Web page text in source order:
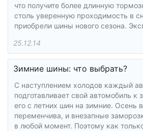
что получите более длинную
столь уверенную проходимость в
приобрели шины нового сезона.
25.12.14
Зимние шины: что выбрать?
С наступлением холодов каждый
подготавливает свой автомобиль к
его с летних шин на зимние. Осень
переменчива, и внезапные
в любой момент. Поэтому как